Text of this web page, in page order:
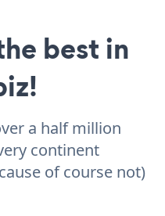
best in
a half million
continent
of course not)